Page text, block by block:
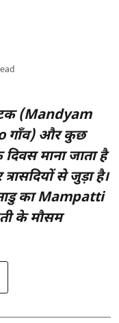
(Mandyam
गाँव) और कुछ
दिवस माना जाता है
से जुड़ा है।
का Mampatti
के मौसम